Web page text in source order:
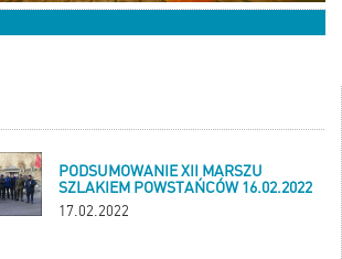
PODSUMOWANIE XII MARSZU
SZLAKIEM POWSTAŃCÓW 16.02.2022
17.02.2022